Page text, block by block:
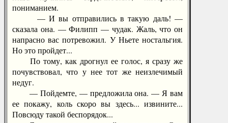
пониманием.
— И вы отправились в такую даль! —
сказала она. — Филипп — чудак. Жаль, что он
напрасно вас потревожил. У Ньете ностальгия.
Но это пройдет...
По тому, как дрогнул ее голос, я сразу же
почувствовал, что у нее тот же неизлечимый
недуг.
— Пойдемте, — предложила она. — Я вам
ее покажу, коль скоро вы здесь... извините...
Повсюду такой беспорядок...